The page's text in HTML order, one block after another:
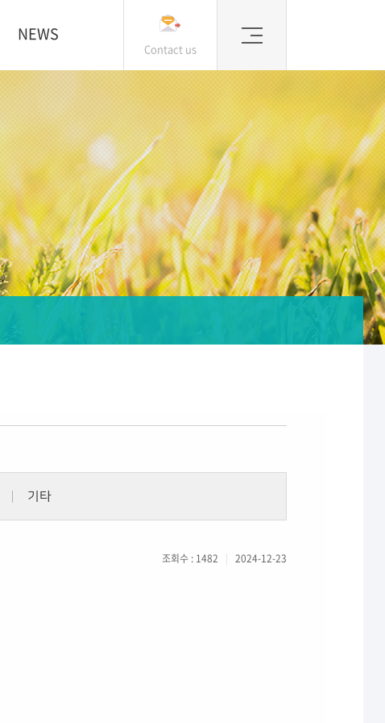
NEWS
Contact us
기타
조회수 : 1482 | 2024-12-23